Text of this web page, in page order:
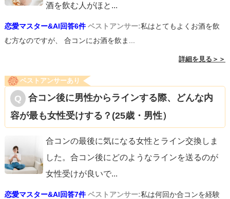
酒を飲む人がほと ...
恋愛マスター&AI回答6件 ベストアンサー:私はとてもよくお酒を飲
む方なのですが、 合コンにお酒を飲ま...
詳細を見る＞＞
ベストアンサーあり
合コン後に男性からラインする際、どんな内
容が最も女性受けする？(25歳・男性）
合コンの最後に気になる女性とライン交換しま
した。合コン後にどのようなラインを送るのが
女性受けが良いで...
恋愛マスター&AI回答7件 ベストアンサー:私は何回か合コンを経験